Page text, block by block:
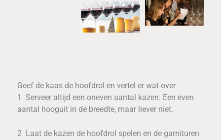
Geef de kaas de hoofdrol en vertel er wat over
1 Serveer altijd een oneven aantal kazen. Een even
aantal hooguit in de breedte, maar liever niet.
2 Laat de kazen de hoofdrol spelen en de garnituren